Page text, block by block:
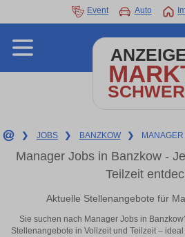
Event Auto
❯ JOBS ❯ BANZKOW ❯ MANAGER
Manager Jobs in Banzkow -
Teilzeit
Aktuelle Stellenangebote für
Sie suchen nach Manager Jobs in
Stellenangebote in Vollzeit und Teilzeit –